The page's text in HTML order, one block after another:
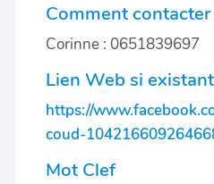
Comment
Corinne : 0651839697
Lien Web si existant
https://
coud-
Mot Clef